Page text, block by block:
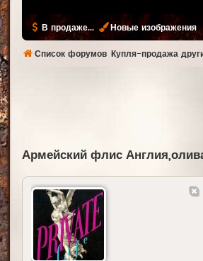
В продаже... Новые изображения
Список форумов Купля-продажа
Армейский флис